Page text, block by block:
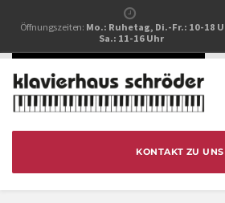
Öffnungszeiten: Mo.: Ruhetag, Di.-Fr.: 10-18
Sa.: 11-16 Uhr
KONTAKT ZU UNS